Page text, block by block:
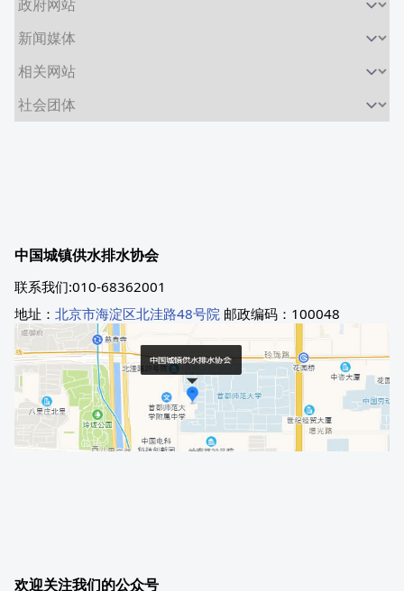
中国城镇供水排水协会
联系我们:010-68362001
地址： 北京市海淀区北洼路48号院 邮政编码：100048
欢迎关注我们的公众号